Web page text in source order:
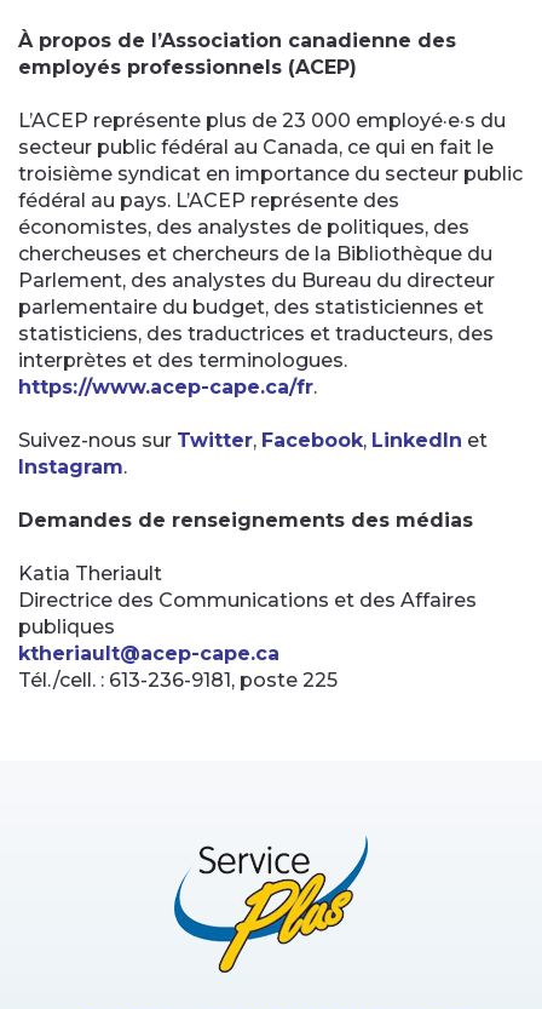
À propos de l’Association canadienne des
employés professionnels (ACEP)
L’ACEP représente plus de 23 000 employé·e·s du
secteur public fédéral au Canada, ce qui en fait le
troisième syndicat en importance du secteur public
fédéral au pays. L’ACEP représente des
économistes, des analystes de politiques, des
chercheuses et chercheurs de la Bibliothèque du
Parlement, des analystes du Bureau du directeur
parlementaire du budget, des statisticiennes et
statisticiens, des traductrices et traducteurs, des
interprètes et des terminologues.
https://www.acep-cape.ca/fr.
Suivez-nous sur Twitter, Facebook, LinkedIn et
Instagram.
Demandes de renseignements des médias
Katia Theriault
Directrice des Communications et des Affaires
publiques
ktheriault@acep-cape.ca
Tél./cell. : 613-236-9181, poste 225